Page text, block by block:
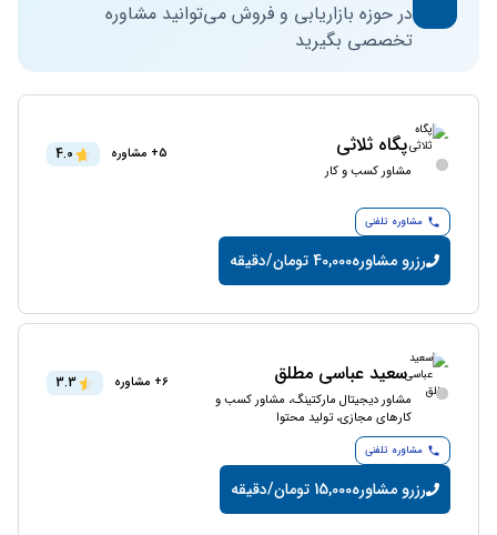
در حوزه بازاریابی و فروش می‌توانید مشاوره
تخصصی بگیرید
پگاه ثلاثی
مشاور کسب و کار
5+ مشاوره 4.0
مشاوره تلفنی
رزرو مشاوره40,000 تومان/دقیقه
سعید عباسی مطلق
مشاور دیجیتال مارکتینگ، مشاور کسب و
کارهای مجازی، تولید محتوا
6+ مشاوره 3.3
مشاوره تلفنی
رزرو مشاوره15,000 تومان/دقیقه